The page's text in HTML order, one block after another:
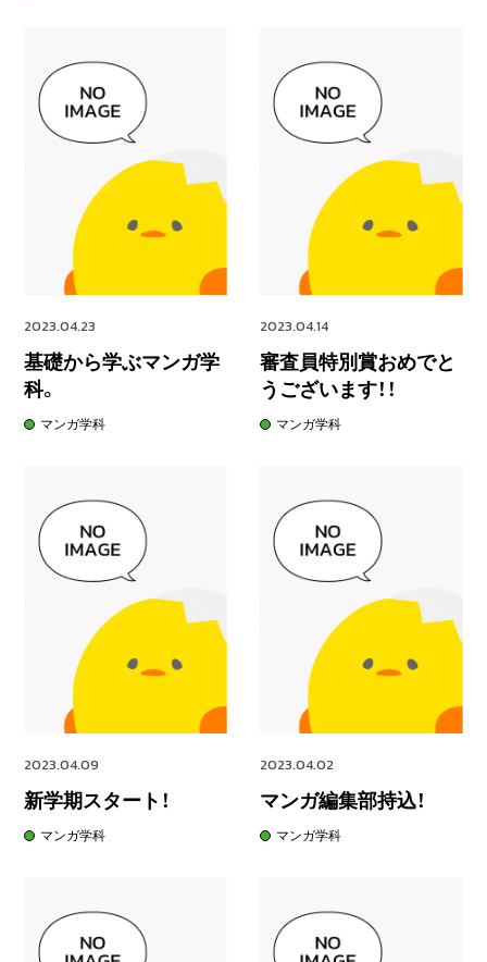
2023.04.23
基礎から学ぶマンガ学
科。
マンガ学科
2023.04.14
審査員特別賞おめでと
うございます！！
マンガ学科
2023.04.09
新学期スタート！
マンガ学科
2023.04.02
マンガ編集部持込！
マンガ学科